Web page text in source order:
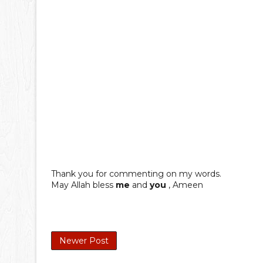
Thank you for commenting on my words.
May Allah bless me and you , Ameen
Newer Post